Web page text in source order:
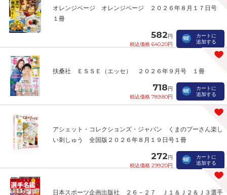
オレンジページ オレンジページ ２０２６年８月１７日号
１冊
582円
税込価格 640.20円
カートに
追加する
扶桑社 ＥＳＳＥ（エッセ） ２０２６年９月号 １冊
718円
税込価格 789.80円
カートに
追加する
アシェット・コレクションズ・ジャパン くまのプーさん楽し
い刺しゅう 全国版２０２６年８月１９日号１冊
272円
税込価格 299.20円
カートに
追加する
日本スポーツ企画出版社 ２６－２７ Ｊ１＆Ｊ２＆Ｊ３選手